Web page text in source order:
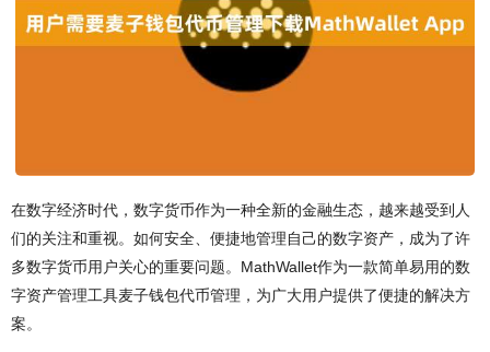
在数字经济时代，数字货币作为一种全新的金融生态，越来越受到人
们的关注和重视。如何安全、便捷地管理自己的数字资产，成为了许
多数字货币用户关心的重要问题。MathWallet作为一款简单易用的数
字资产管理工具麦子钱包代币管理，为广大用户提供了便捷的解决方
案。